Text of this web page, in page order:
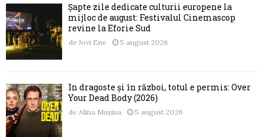
Șapte zile dedicate culturii europene la
mijloc de august: Festivalul Cinemascop
revine la Eforie Sud
de Jovi Ene 5 august 2026
În dragoste și în război, totul e permis: Over
Your Dead Body (2026)
de Alina Mușina 5 august 2026